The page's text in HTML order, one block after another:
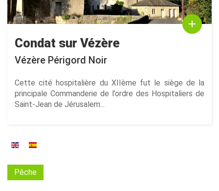
Condat sur Vézère
Vézère Périgord Noir
Cette cité hospitalière du XIIème fut le siège de la
principale Commanderie de l’ordre des Hospitaliers de
Saint-Jean de Jérusalem...
Pêche